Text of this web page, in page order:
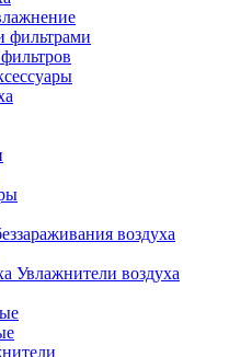
фильтрами
воздуха
Увлажнители воздуха